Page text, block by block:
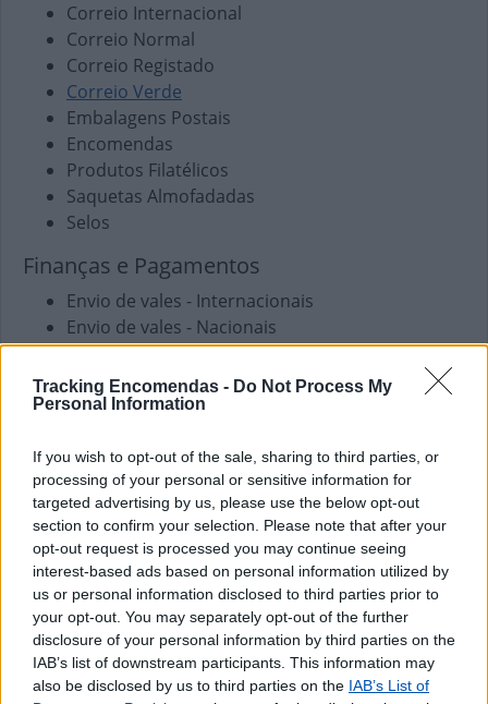
Tracking Encomendas - Do Not Process My
Personal Information
If you wish to opt-out of the sale, sharing to third parties, or
processing of your personal or sensitive information for
targeted advertising by us, please use the below opt-out
section to confirm your selection. Please note that after your
opt-out request is processed you may continue seeing
interest-based ads based on personal information utilized by
us or personal information disclosed to third parties prior to
your opt-out. You may separately opt-out of the further
disclosure of your personal information by third parties on the
IAB’s list of downstream participants. This information may
also be disclosed by us to third parties on the IAB’s List of
Correio Internacional
Correio Normal
Correio Registado
Correio Verde
Embalagens Postais
Encomendas
Produtos Filatélicos
Saquetas Almofadadas
Selos
Finanças e Pagamentos
Envio de vales - Internacionais
Envio de vales - Nacionais
Pagamento de Faturas
Pagamento de Impostos
Pagamento de Vales
Outros Serviços
Carregamento de Telemóveis